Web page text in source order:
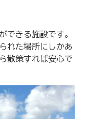
できる施設です。
れた場所にしかあ
散策すれば安心で